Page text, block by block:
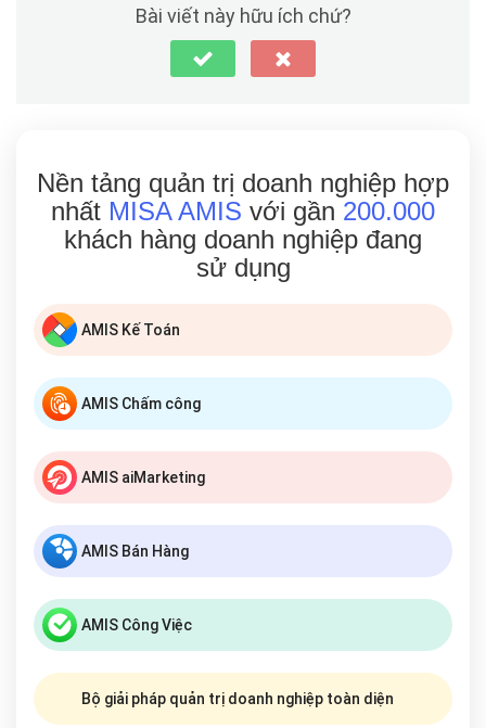
Bài viết này hữu ích chứ?
Nền tảng quản trị doanh nghiệp hợp
nhất MISA AMIS với gần 200.000
khách hàng doanh nghiệp đang
sử dụng
AMIS Kế Toán
AMIS Chấm công
AMIS aiMarketing
AMIS Bán Hàng
AMIS Công Việc
Bộ giải pháp quản trị doanh nghiệp toàn diện